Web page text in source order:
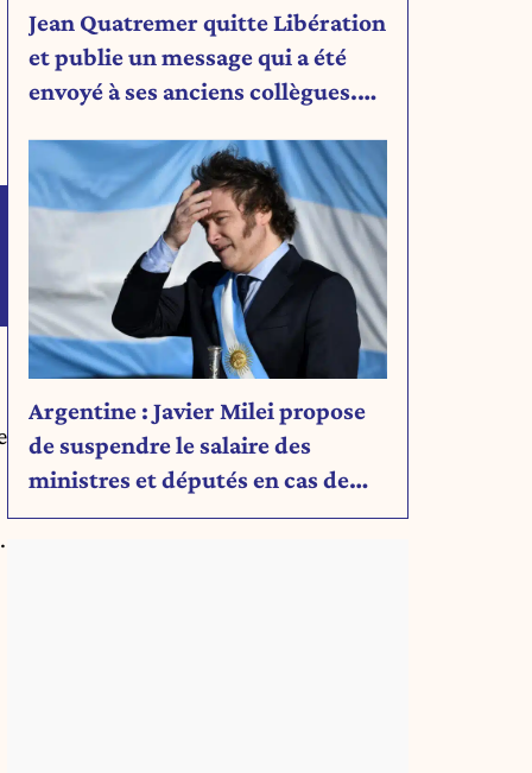
Jean Quatremer quitte Libération
et publie un message qui a été
envoyé à ses anciens collègues.
Argentine : Javier Milei propose
de suspendre le salaire des
ministres et députés en cas de
déficit budgétaire